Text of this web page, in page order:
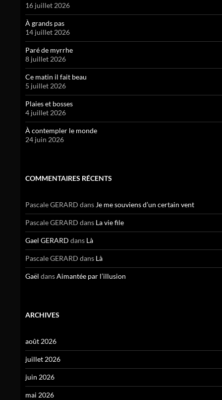
16 juillet 2026
À grands pas
14 juillet 2026
Paré de myrrhe
8 juillet 2026
Ce matin il fait beau
5 juillet 2026
Plaies et bosses
4 juillet 2026
À contempler le monde
24 juin 2026
COMMENTAIRES RÉCENTS
Pascale GERARD dans Je me souviens d’un certain vent
Pascale GERARD dans La vie file
Gael GERARD dans Là
Pascale GERARD dans Là
Gaël dansAimantée par l’illusion
ARCHIVES
août 2026
juillet 2026
juin 2026
mai 2026